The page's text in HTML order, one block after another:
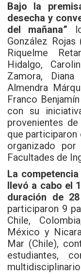
Bajo la
desecha y
del mañana”
González
Riquelme
Hidalgo,
Zamora, Diana
Almendra
Franco
con su
provenientes
que participaron
organizado
Facultades de
La
llevó a cabo el
duración de
participaron 9
Chile,
México y
Mar (Chile),
estudiantes,